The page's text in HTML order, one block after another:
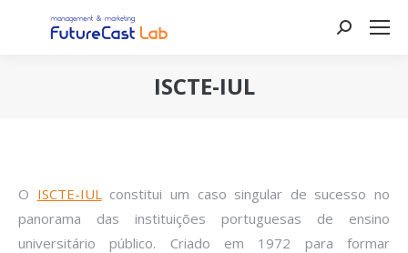
Search:
ISCTE-IUL
O ISCTE-IULconstitui um caso singular de sucesso no
panorama das instituições portuguesas de ensino
universitário público. Criado em 1972 para formar